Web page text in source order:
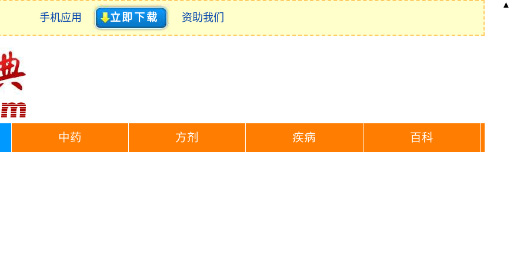
手机应用 立即下载 资助我们
中药 方剂 疾病 百科
▲